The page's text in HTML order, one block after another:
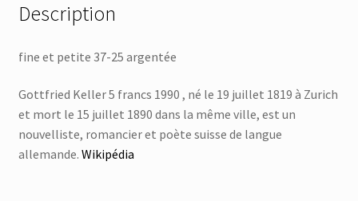
Description
fine et petite 37-25 argentée
Gottfried Keller 5 francs 1990 , né le 19 juillet 1819 à Zurich
et mort le 15 juillet 1890 dans la même ville, est un
nouvelliste, romancier et poète suisse de langue
allemande. Wikipédia